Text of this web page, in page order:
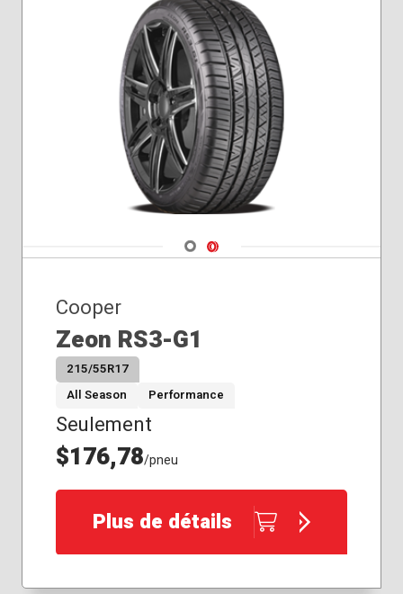
Navigate 1
Navigate 2
Cooper
Zeon RS3-G1
215/55R17
All Season
Performance
Seulement
$176,78/pneu
Plus de détails